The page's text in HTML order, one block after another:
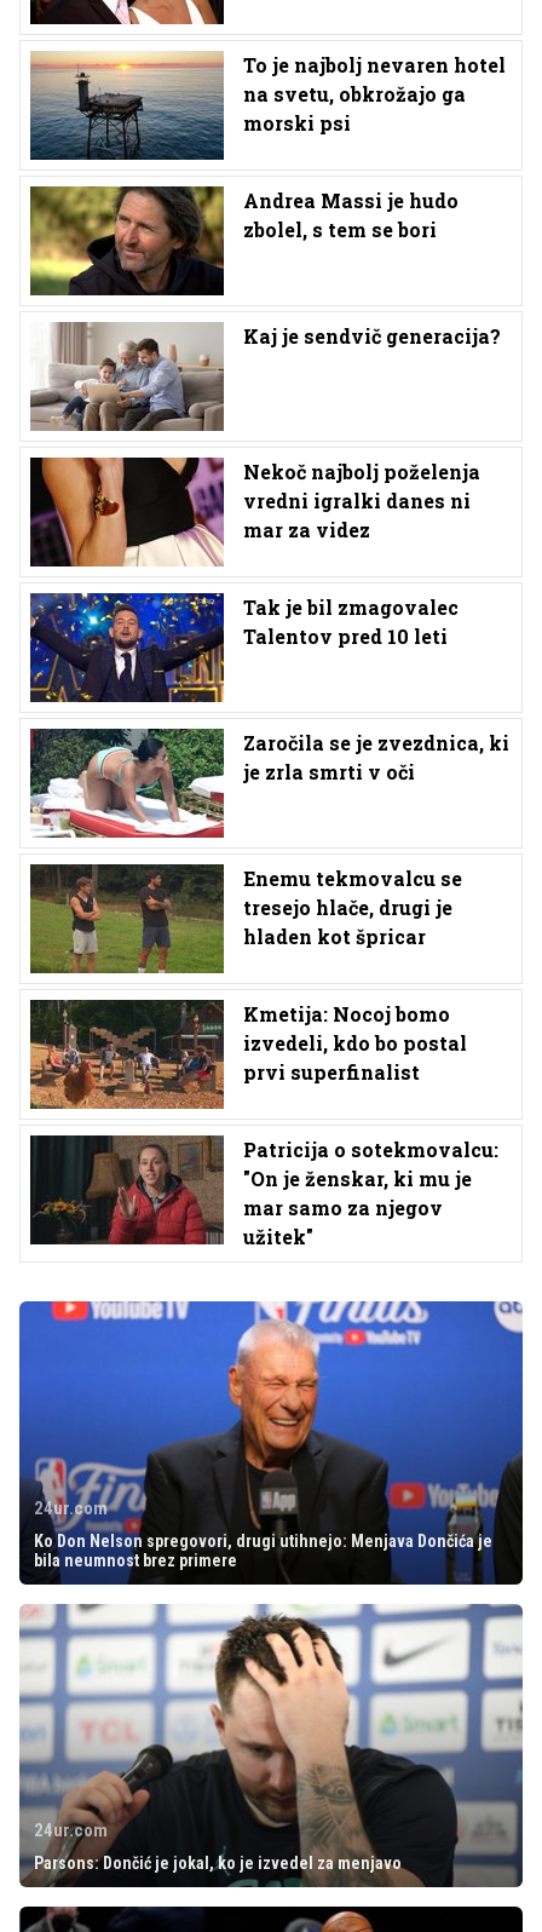
To je najbolj nevaren hotel
na svetu, obkrožajo ga
morski psi
Andrea Massi je hudo
zbolel, s tem se bori
Kaj je sendvič generacija?
Nekoč najbolj poželenja
vredni igralki danes ni
mar za videz
Tak je bil zmagovalec
Talentov pred 10 leti
Zaročila se je zvezdnica, ki
je zrla smrti v oči
Enemu tekmovalcu se
tresejo hlače, drugi je
hladen kot špricar
Kmetija: Nocoj bomo
izvedeli, kdo bo postal
prvi superfinalist
Patricija o sotekmovalcu:
"On je ženskar, ki mu je
mar samo za njegov
užitek"
24ur.com
Ko Don Nelson spregovori, drugi utihnejo: Menjava Dončića je
bila neumnost brez primere
24ur.com
Parsons: Dončić je jokal, ko je izvedel za menjavo